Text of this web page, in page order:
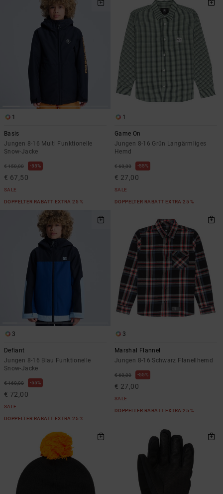
1
Basis
Jungen 8-16 Multi Funktionelle
Snow-Jacke
€ 150,00 55%
€ 67,50
SALE
DOPPELTER RABATT EXTRA 25 %
1
Game On
Jungen 8-16 Grün Langärmliges
Hemd
€ 60,00 55%
€ 27,00
SALE
DOPPELTER RABATT EXTRA 25 %
3
Defiant
Jungen 8-16 Blau Funktionelle
Snow-Jacke
€ 160,00 55%
€ 72,00
SALE
DOPPELTER RABATT EXTRA 25 %
3
Marshal Flannel
Jungen 8-16 Schwarz Flanellhemd
€ 60,00 55%
€ 27,00
SALE
DOPPELTER RABATT EXTRA 25 %